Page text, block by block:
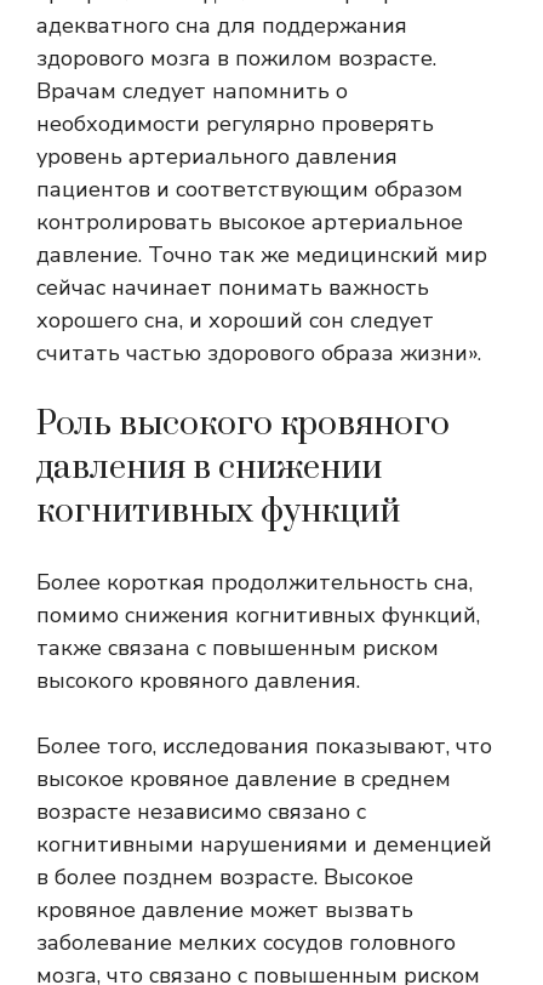
адекватного сна для поддержания
здорового мозга в пожилом возрасте.
Врачам следует напомнить о
необходимости регулярно проверять
уровень артериального давления
пациентов и соответствующим образом
контролировать высокое артериальное
давление. Точно так же медицинский мир
сейчас начинает понимать важность
хорошего сна, и хороший сон следует
считать частью здорового образа жизни».
Роль высокого кровяного
давления в снижении
когнитивных функций
Более короткая продолжительность сна,
помимо снижения когнитивных функций,
также связана с повышенным риском
высокого кровяного давления.
Более того, исследования показывают, что
высокое кровяное давление в среднем
возрасте независимо связано с
когнитивными нарушениями и деменцией
в более позднем возрасте. Высокое
кровяное давление может вызвать
заболевание мелких сосудов головного
мозга, что связано с повышенным риском